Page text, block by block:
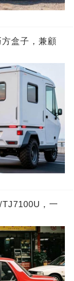
盒子，兼顧
，一